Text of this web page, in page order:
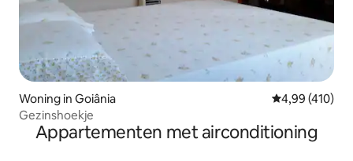
Woning in Goiânia Gemiddelde
4,99 (410)
Gezinshoekje
Appartementen met airconditioning